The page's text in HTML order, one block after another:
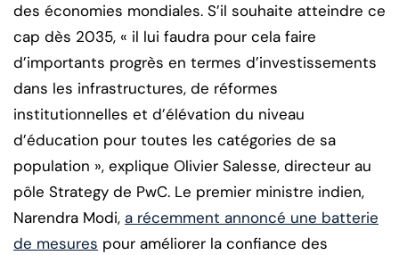
des économies mondiales. S’il souhaite atteindre ce
cap dès 2035, « il lui faudra pour cela faire
d’importants progrès en termes d’investissements
dans les infrastructures, de réformes
institutionnelles et d’élévation du niveau
d’éducation pour toutes les catégories de sa
population », explique Olivier Salesse, directeur au
pôle Strategy de PwC. Le premier ministre indien,
Narendra Modi, a récemment annoncé une batterie
de mesures pour améliorer la confiance des